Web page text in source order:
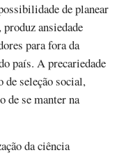
de planear
ansiedade
para fora da
país. A precariedade
seleção social,
de se manter na
da ciência